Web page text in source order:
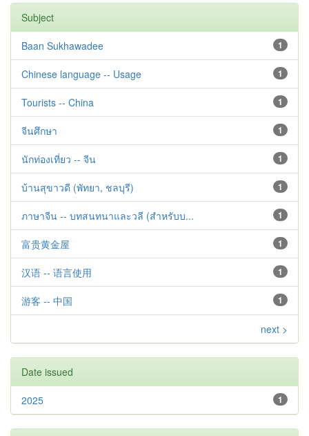
Subject
1
Baan Sukhawadee
1
Chinese language -- Usage
1
Tourists -- China
1
จีนศึกษา
1
นักท่องเที่ยว -- จีน
1
บ้านสุขาวดี (พัทยา, ชลบุรี)
1
ภาษาจีน -- บทสนทนาและวลี (สำหรับบ...
1
富贵黄金屋
1
汉语 -- 语言使用
1
游客 -- 中国
next >
Date issued
1
2025